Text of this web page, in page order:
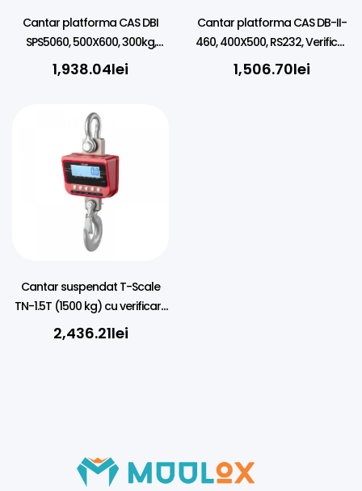
Cantar platforma CAS DBI
SPS5060, 500X600, 300kg,
RS232, Verificat metrologic
1,938.04lei
Cantar platforma CAS DB-II-
460, 400X500, RS232, Verificat
metrologic
1,506.70lei
Cantar suspendat T-Scale
TN-1.5T (1500 kg) cu verificare
metrologica
2,436.21lei